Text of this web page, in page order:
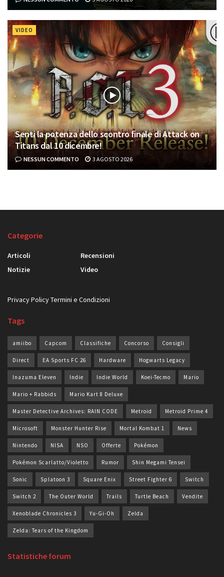
VIDEO
Senti la potenza dello scontro finale di Attack on
Titans dal 10 dicembre!
NESSUN COMMENTO 3 AGOSTO 2026
Categorie
Articoli
Notizie
Recensioni
Video
Privacy PolicyTermini e Condizioni
Tags
amiibo Capcom Classifiche Concorso Consigli
Direct EA Sports FC 26 Hardware Hogwarts Legacy
Inazuma Eleven Indie Indie World Koei-Tecmo Mario
Mario + Rabbids Mario Kart 8 Deluxe
Master Detective Archives: RAIN CODE Metroid Metroid Prime 4
Microsoft Monster Hunter Rise Mortal Kombat 1 News
Nintendo NISA NSO Offerte Pokémon
Pokémon Scarlatto/Violetto Rumor Shin Megami Tensei
Sonic Splatoon 3 Square Enix Street Fighter 6 Switch
Switch 2 The Outer World Trails Turtle Beach Vendite
Xenoblade Chronicles 3 Yu-Gi-Oh Zelda
Zelda: Tears of the Kingdom
Statistiche forum